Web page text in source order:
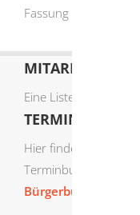
Fassung am
Eine Liste der
TERMIN ONLINE
Hier finden Sie die
Terminbuchung:
Bürgerbüro